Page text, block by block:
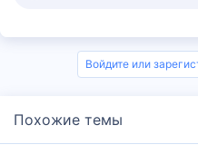
к
Войдите или
Похожие темы